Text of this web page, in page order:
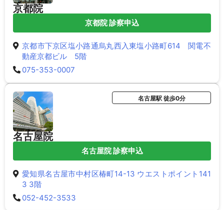
京都院
京都院 診察申込
京都市下京区塩小路通烏丸西入東塩小路町614 関電不
動産京都ビル 5階
075-353-0007
名古屋院
名古屋駅 徒歩0分
名古屋院 診察申込
愛知県名古屋市中村区椿町14-13 ウエストポイント141
3 3階
052-452-3533